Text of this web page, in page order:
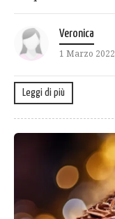
Veronica
1 Marzo 2022
Leggi di più